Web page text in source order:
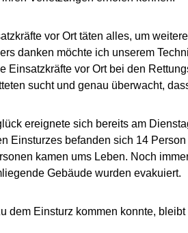
vor Ort täten alles, um
danken möchte ich unserem
Einsatzkräfte vor Ort bei den
sucht und genau überwacht,
ereignete sich bereits am
Einsturzes befanden sich 14
kamen ums Leben. Noch
Gebäude wurden evakuiert.
dem Einsturz kommen konnte, bleibt